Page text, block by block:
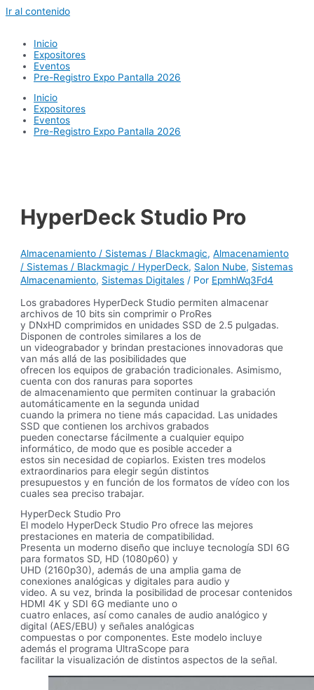
Ir al contenido
Inicio
Expositores
Eventos
Pre-Registro Expo Pantalla 2026
Inicio
Expositores
Eventos
Pre-Registro Expo Pantalla 2026
HyperDeck Studio Pro
Almacenamiento / Sistemas / Blackmagic,Almacenamiento
/ Sistemas / Blackmagic / HyperDeck, Salon Nube, Sistemas
Almacenamiento, Sistemas Digitales / Por EpmhWq3Fd4
Los grabadores HyperDeck Studio permiten almacenar
archivos de 10 bits sin comprimir o ProRes
y DNxHD comprimidos en unidades SSD de 2.5 pulgadas.
Disponen de controles similares a los de
un videograbador y brindan prestaciones innovadoras que
van más allá de las posibilidades que
ofrecen los equipos de grabación tradicionales. Asimismo,
cuenta con dos ranuras para soportes
de almacenamiento que permiten continuar la grabación
automáticamente en la segunda unidad
cuando la primera no tiene más capacidad. Las unidades
SSD que contienen los archivos grabados
pueden conectarse fácilmente a cualquier equipo
informático, de modo que es posible acceder a
estos sin necesidad de copiarlos. Existen tres modelos
extraordinarios para elegir según distintos
presupuestos y en función de los formatos de vídeo con los
cuales sea preciso trabajar.
HyperDeck Studio Pro
El modelo HyperDeck Studio Pro ofrece las mejores
prestaciones en materia de compatibilidad.
Presenta un moderno diseño que incluye tecnología SDI 6G
para formatos SD, HD (1080p60) y
UHD (2160p30), además de una amplia gama de
conexiones analógicas y digitales para audio y
video. A su vez, brinda la posibilidad de procesar contenidos
HDMI 4K y SDI 6G mediante uno o
cuatro enlaces, así como canales de audio analógico y
digital (AES/EBU) y señales analógicas
compuestas o por componentes. Este modelo incluye
además el programa UltraScope para
facilitar la visualización de distintos aspectos de la señal.